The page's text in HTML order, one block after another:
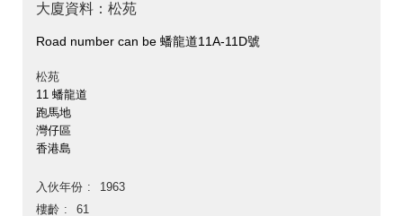
大廈資料：松苑
Road number can be 蟠龍道11A-11D號
松苑
11 蟠龍道
跑馬地
灣仔區
香港島
入伙年份
1963
樓齡
61